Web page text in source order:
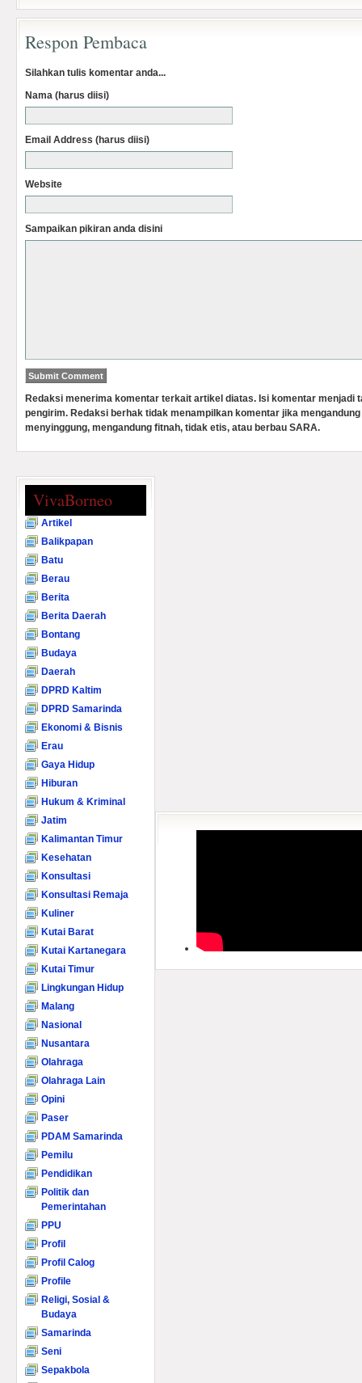
Respon Pembaca
Silahkan tulis komentar anda...
Nama (harus diisi)
Email Address (harus diisi)
Website
Sampaikan pikiran anda disini
Redaksi menerima komentar terkait artikel diatas. Isi komentar menjadi
pengirim. Redaksi berhak tidak menampilkan komentar jika
menyinggung, mengandung fitnah, tidak etis, atau berbau SARA.
VivaBorneo
Artikel
Balikpapan
Batu
Berau
Berita
Berita Daerah
Bontang
Budaya
Daerah
DPRD Kaltim
DPRD Samarinda
Ekonomi & Bisnis
Erau
Gaya Hidup
Hiburan
Hukum & Kriminal
Jatim
Kalimantan Timur
Kesehatan
Konsultasi
Konsultasi Remaja
Kuliner
Kutai Barat
Kutai Kartanegara
Kutai Timur
Lingkungan Hidup
Malang
Nasional
Nusantara
Olahraga
Olahraga Lain
Opini
Paser
PDAM Samarinda
Pemilu
Pendidikan
Politik dan
Pemerintahan
PPU
Profil
Profil Calog
Profile
Religi, Sosial &
Budaya
Samarinda
Seni
Sepakbola